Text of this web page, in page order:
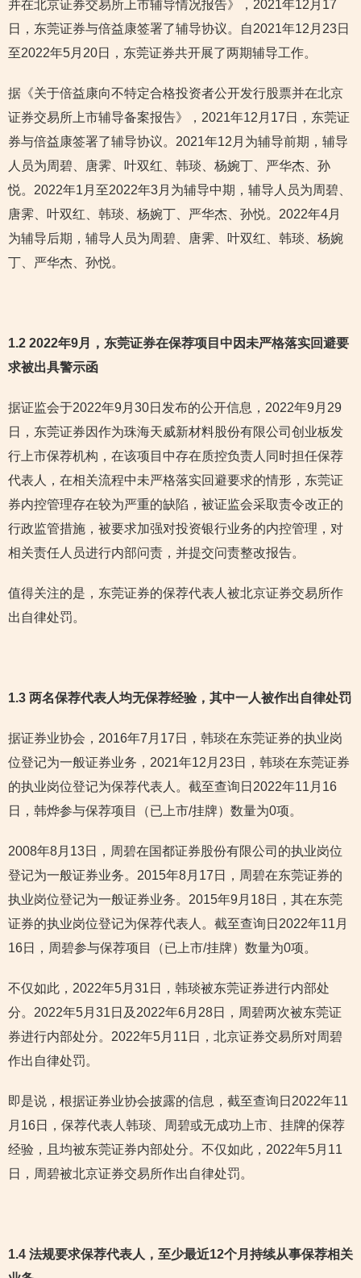
并在北京证券交易所上市辅导情况报告》，2021年12月17
日，东莞证券与倍益康签署了辅导协议。自2021年12月23日
至2022年5月20日，东莞证券共开展了两期辅导工作。
据《关于倍益康向不特定合格投资者公开发行股票并在北京
证券交易所上市辅导备案报告》，2021年12月17日，东莞证
券与倍益康签署了辅导协议。2021年12月为辅导前期，辅导
人员为周碧、唐霁、叶双红、韩琰、杨婉丁、严华杰、孙
悦。2022年1月至2022年3月为辅导中期，辅导人员为周碧、
唐霁、叶双红、韩琰、杨婉丁、严华杰、孙悦。2022年4月
为辅导后期，辅导人员为周碧、唐霁、叶双红、韩琰、杨婉
丁、严华杰、孙悦。
1.2 2022年9月，东莞证券在保荐项目中因未严格落实回避要
求被出具警示函
据证监会于2022年9月30日发布的公开信息，2022年9月29
日，东莞证券因作为珠海天威新材料股份有限公司创业板发
行上市保荐机构，在该项目中存在质控负责人同时担任保荐
代表人，在相关流程中未严格落实回避要求的情形，东莞证
券内控管理存在较为严重的缺陷，被证监会采取责令改正的
行政监管措施，被要求加强对投资银行业务的内控管理，对
相关责任人员进行内部问责，并提交问责整改报告。
值得关注的是，东莞证券的保荐代表人被北京证券交易所作
出自律处罚。
1.3 两名保荐代表人均无保荐经验，其中一人被作出自律处罚
据证券业协会，2016年7月17日，韩琰在东莞证券的执业岗
位登记为一般证券业务，2021年12月23日，韩琰在东莞证券
的执业岗位登记为保荐代表人。截至查询日2022年11月16
日，韩烨参与保荐项目（已上市/挂牌）数量为0项。
2008年8月13日，周碧在国都证券股份有限公司的执业岗位
登记为一般证券业务。2015年8月17日，周碧在东莞证券的
执业岗位登记为一般证券业务。2015年9月18日，其在东莞
证券的执业岗位登记为保荐代表人。截至查询日2022年11月
16日，周碧参与保荐项目（已上市/挂牌）数量为0项。
不仅如此，2022年5月31日，韩琰被东莞证券进行内部处
分。2022年5月31日及2022年6月28日，周碧两次被东莞证
券进行内部处分。2022年5月11日，北京证券交易所对周碧
作出自律处罚。
即是说，根据证券业协会披露的信息，截至查询日2022年11
月16日，保荐代表人韩琰、周碧或无成功上市、挂牌的保荐
经验，且均被东莞证券内部处分。不仅如此，2022年5月11
日，周碧被北京证券交易所作出自律处罚。
1.4 法规要求保荐代表人，至少最近12个月持续从事保荐相关